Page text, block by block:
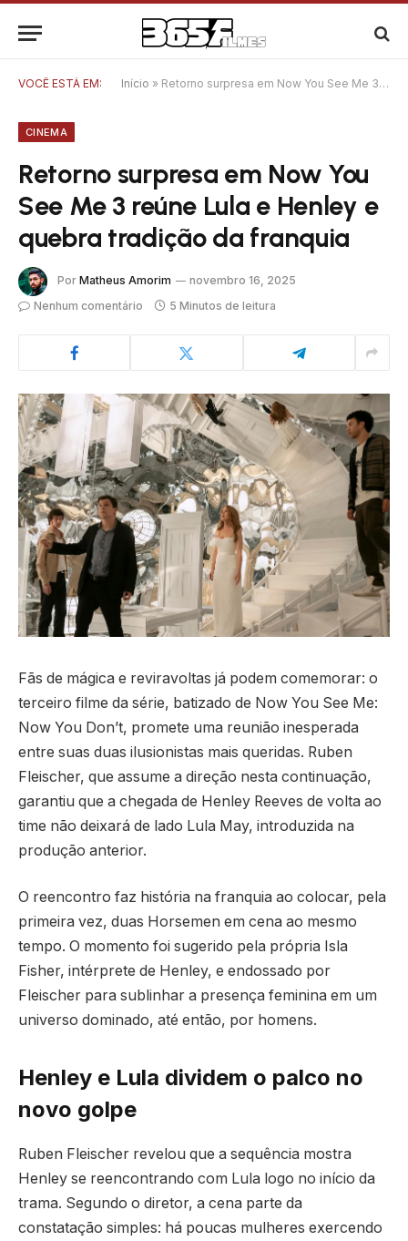
VOCÊ ESTÁ EM: Início » Retorno surpresa em Now You See Me 3 reúne Lula e Henley e quebra tradição da franquia
CINEMA
Retorno surpresa em Now You
See Me 3 reúne Lula e Henley e
quebra tradição da franquia
Por Matheus Amorim
novembro 16, 2025
Nenhum comentário
5 Minutos de leitura
Fãs de mágica e reviravoltas já podem comemorar: o
terceiro filme da série, batizado de Now You See Me:
Now You Don’t, promete uma reunião inesperada
entre suas duas ilusionistas mais queridas. Ruben
Fleischer, que assume a direção nesta continuação,
garantiu que a chegada de Henley Reeves de volta ao
time não deixará de lado Lula May, introduzida na
produção anterior.
O reencontro faz história na franquia ao colocar, pela
primeira vez, duas Horsemen em cena ao mesmo
tempo. O momento foi sugerido pela própria Isla
Fisher, intérprete de Henley, e endossado por
Fleischer para sublinhar a presença feminina em um
universo dominado, até então, por homens.
Henley e Lula dividem o palco no
novo golpe
Ruben Fleischer revelou que a sequência mostra
Henley se reencontrando com Lula logo no início da
trama. Segundo o diretor, a cena parte da
constatação simples: há poucas mulheres exercendo